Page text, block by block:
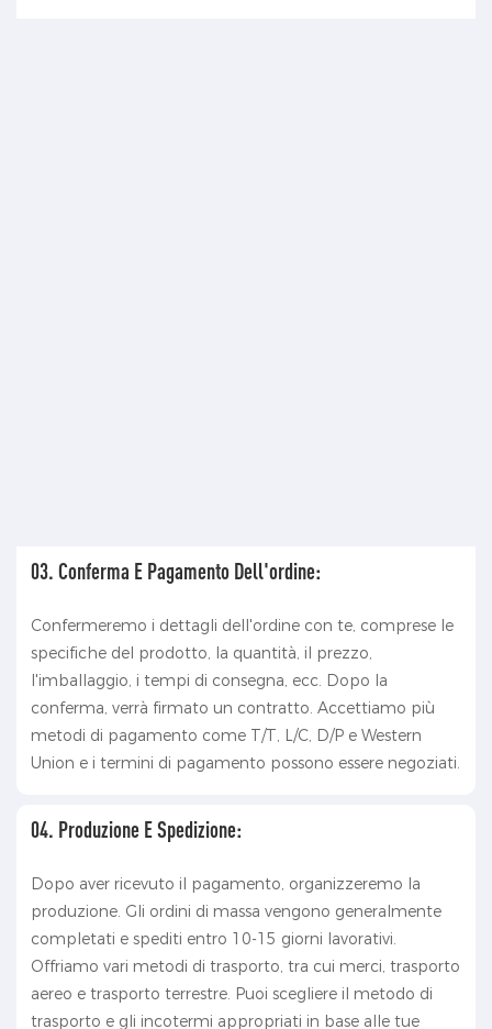
03. Conferma E Pagamento Dell'ordine:
Confermeremo i dettagli dell'ordine con te, comprese le
specifiche del prodotto, la quantità, il prezzo,
l'imballaggio, i tempi di consegna, ecc. Dopo la
conferma, verrà firmato un contratto. Accettiamo più
metodi di pagamento come T/T, L/C, D/P e Western
Union e i termini di pagamento possono essere negoziati.
04. Produzione E Spedizione:
Dopo aver ricevuto il pagamento, organizzeremo la
produzione. Gli ordini di massa vengono generalmente
completati e spediti entro 10-15 giorni lavorativi.
Offriamo vari metodi di trasporto, tra cui merci, trasporto
aereo e trasporto terrestre. Puoi scegliere il metodo di
trasporto e gli incotermi appropriati in base alle tue